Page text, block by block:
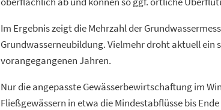
Im Ergebnis zeigt die Mehrzahl der
Grundwasserneubildung. Vielmehr droht aktuell ein
vorangegangenen Jahren.
Nur die angepasste Gewässerbewirtschaftung im
Fließgewässern in etwa die Mindestabflüsse bis